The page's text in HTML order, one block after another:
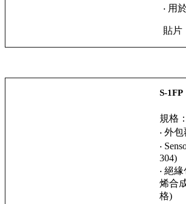
‧ 用
貼片
S-1FP
規格：
‧ 外
‧
304)
‧ 絕
烯合
格)